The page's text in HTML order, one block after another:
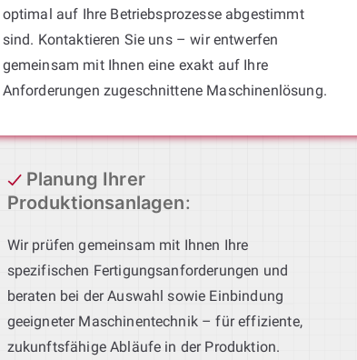
optimal auf Ihre Betriebsprozesse abgestimmt
sind. Kontaktieren Sie uns – wir entwerfen
gemeinsam mit Ihnen eine exakt auf Ihre
Anforderungen zugeschnittene Maschinenlösung.
Planung Ihrer
Produktionsanlagen:
Wir prüfen gemeinsam mit Ihnen Ihre
spezifischen Fertigungsanforderungen und
beraten bei der Auswahl sowie Einbindung
geeigneter Maschinentechnik – für effiziente,
zukunftsfähige Abläufe in der Produktion.